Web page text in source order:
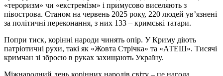
«тероризм» чи «екстремізм» і примусово виселяють з
півострова. Станом на червень 2025 року, 220 людей ув’язнені
за політичні переконання, з них 133 – кримські татари.
Попри тиск, корінні народи чинять опір. У Криму діють
патріотичні рухи, такі як «Жовта Стрічка» та «АТЕШ». Тисячі
кримчан зі зброєю в руках захищають Україну.